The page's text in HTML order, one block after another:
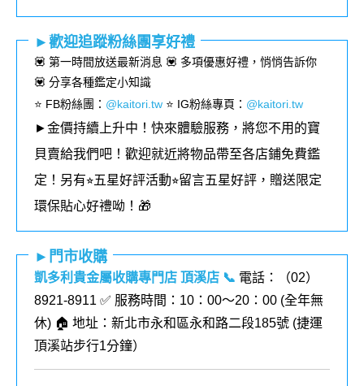
►歡迎追蹤粉絲團享好禮
💟 第一時間放送最新消息 💟 多項優惠好禮，悄悄告訴你
💟 分享各種鑑定小知識
⭐️ FB粉絲團 ： @kaitori.tw ⭐️ IG粉絲專頁 ： @kaitori.tw
►金價持續上升中！快來體驗服務，將您不用的寶
貝賣給我們吧！歡迎就近將物品帶至各店鋪免費鑑
定！ 另有⭐︎五星好評活動⭐︎留言五星好評，贈送限定
環保貼心好禮呦！🎁
►門市收購
凱多利貴金屬收購專門店 頂溪店 📞 電話：（02）
8921-8911 ✅ 服務時間：10：00～20：00 (全年無
休) 🏠 地址：新北市永和區永和路二段185號 (捷運
頂溪站步行1分鐘）